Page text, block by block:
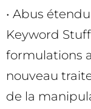
• Abus étendu
Keyword
formulations
nouveau
de la